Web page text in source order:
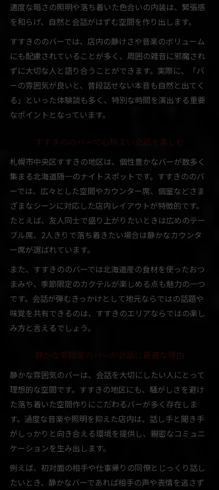
適度な暗さの照明や落ち着いた色合いの内装は、緊張感
を和らげ、自然と会話がはずむ空間を作り出します。
すすきののバーでは、店内の静けさや音楽のボリューム
にも配慮されていることが多く、周囲の雑音に邪魔され
ずに大切な人と語り合うことができます。実際に、「バ
ーの雰囲気が良いと、普段話せない本音も自然と出てく
る」といった体験談も多く、特別な時間を演出する重要
なポイントとなっています。
すすきののバーで心地よい会話を楽しむ
札幌市中央区すすきの地区は、個性豊かなバーが数多く
集まる北海道随一のナイトスポットです。すすきののバ
ーでは、広々とした空間やカウンター席、個室などさま
ざまなシーンに対応した店内レイアウトが特徴的です。
たとえば、友人同士で盛り上がりたいときは広めのテー
ブル席、2人きりで落ち着きたい場合は静かなカウンタ
ー席が選ばれています。
また、すすきののバーでは北海道産の食材を使ったおつ
まみや、季節限定のカクテルが楽しめる点も魅力の一つ
です。会話が弾むきっかけとして地元ならではの話題や
味覚を共有できるのは、すすきのエリアならではの楽し
み方と言えるでしょう。
静かな雰囲気のバーが会話に最適な理由
静かな雰囲気のバーは、会話を大切にしたい人にとって
理想的な空間です。すすきの地区にも、騒がしさを避け
た落ち着いた空間作りにこだわるバーが多く存在しま
す。過度な音楽や照明を抑えた店内は、話し手と聞き手
がしっかりと向き合える環境を提供し、親密なコミュニ
ケーションを生み出します。
例えば、初対面の相手や仕事帰りの同僚とじっくり話し
たいとき、静かなバーであれば相手の声や表情を逃さず